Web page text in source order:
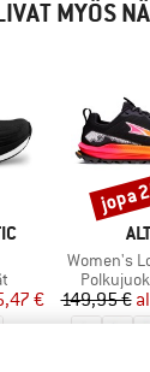
MYÖS
hinta
€
Tuote
Women's
149,95 €
jopa